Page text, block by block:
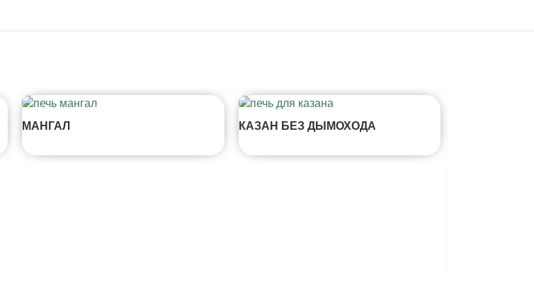
МАНГАЛ КАЗАН БЕЗ ДЫМОХОДА